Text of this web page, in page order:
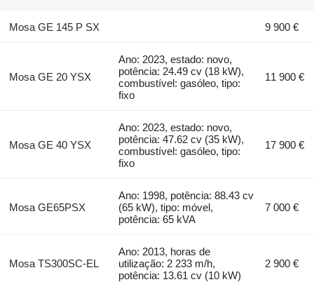
Mosa GE 145 P SX 9 900 €
Mosa GE 20 YSX
Ano: 2023, estado: novo,
potência: 24.49 cv (18 kW),
combustível: gasóleo, tipo:
fixo
11 900 €
Mosa GE 40 YSX
Ano: 2023, estado: novo,
potência: 47.62 cv (35 kW),
combustível: gasóleo, tipo:
fixo
17 900 €
Mosa GE65PSX
Ano: 1998, potência: 88.43 cv
(65 kW), tipo: móvel,
potência: 65 kVA
7 000 €
Mosa TS300SC-EL
Ano: 2013, horas de
utilização: 2 233 m/h,
potência: 13.61 cv (10 kW)
2 900 €